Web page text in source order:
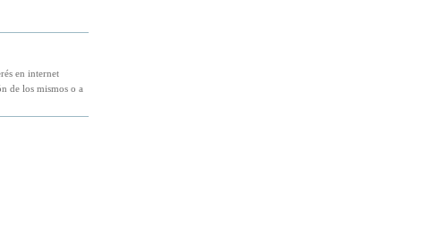
en internet
de los mismos o a